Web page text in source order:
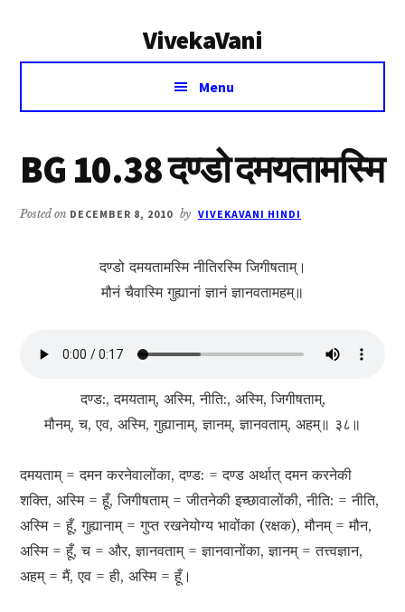
VivekaVani
Voice
Vivekananda
Menu
BG 10.38 दण्डो दमयतामस्मि
Posted on DECEMBER 8, 2010 by VIVEKAVANI HINDI
दण्डो दमयतामस्मि नीतिरस्मि जिगीषताम्।
मौनं चैवास्मि गुह्यानां ज्ञानं ज्ञानवतामहम्॥
दण्ड:, दमयताम्, अस्मि, नीति:, अस्मि, जिगीषताम्,
मौनम्, च, एव, अस्मि, गुह्यानाम्, ज्ञानम्, ज्ञानवताम्, अहम्॥ ३८॥
दमयताम् = दमन करनेवालोंका, दण्ड: = दण्ड अर्थात् दमन करनेकी
शक्ति, अस्मि = हूँ, जिगीषताम् = जीतनेकी इच्छावालोंकी, नीति: = नीति,
अस्मि = हूँ, गुह्यानाम् = गुप्त रखनेयोग्य भावोंका (रक्षक), मौनम् = मौन,
अस्मि = हूँ, च = और, ज्ञानवताम् = ज्ञानवानोंका, ज्ञानम् = तत्त्वज्ञान,
अहम् = मैं, एव = ही, अस्मि = हूँ।